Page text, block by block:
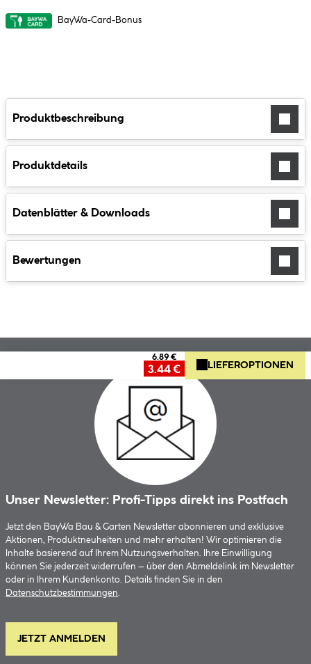
BayWa-Card-Bonus
Produktbeschreibung
Produktdetails
Datenblätter & Downloads
Bewertungen
6.89 €
3.44 € LIEFEROPTIONEN
Unser Newsletter: Profi-Tipps direkt ins Postfach
Jetzt den BayWa Bau & Garten Newsletter abonnieren und exklusive
Aktionen, Produktneuheiten und mehr erhalten! Wir optimieren die
Inhalte basierend auf Ihrem Nutzungsverhalten. Ihre Einwilligung
können Sie jederzeit widerrufen – über den Abmeldelink im Newsletter
oder in Ihrem Kundenkonto. Details finden Sie in den
Datenschutzbestimmungen.
JETZT ANMELDEN